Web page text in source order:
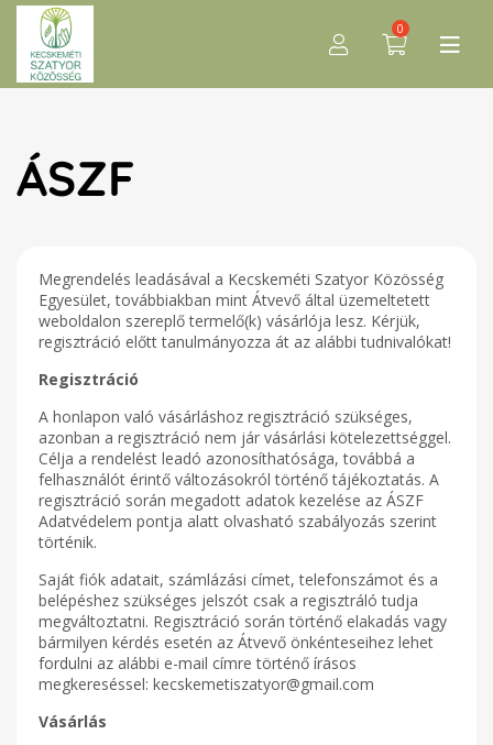
0
ÁSZF
Megrendelés leadásával a Kecskeméti Szatyor Közösség
Egyesület, továbbiakban mint Átvevő által üzemeltetett
weboldalon szereplő termelő(k) vásárlója lesz. Kérjük,
regisztráció előtt tanulmányozza át az alábbi tudnivalókat!
Regisztráció
A honlapon való vásárláshoz regisztráció szükséges,
azonban a regisztráció nem jár vásárlási kötelezettséggel.
Célja a rendelést leadó azonosíthatósága, továbbá a
felhasználót érintő változásokról történő tájékoztatás. A
regisztráció során megadott adatok kezelése az ÁSZF
Adatvédelem pontja alatt olvasható szabályozás szerint
történik.
Saját fiók adatait, számlázási címet, telefonszámot és a
belépéshez szükséges jelszót csak a regisztráló tudja
megváltoztatni. Regisztráció során történő elakadás vagy
bármilyen kérdés esetén az Átvevő önkénteseihez lehet
fordulni az alábbi e-mail címre történő írásos
megkereséssel: kecskemetiszatyor@gmail.com
Vásárlás